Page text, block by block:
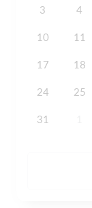
3 4
10 11
17 18
24 25
31